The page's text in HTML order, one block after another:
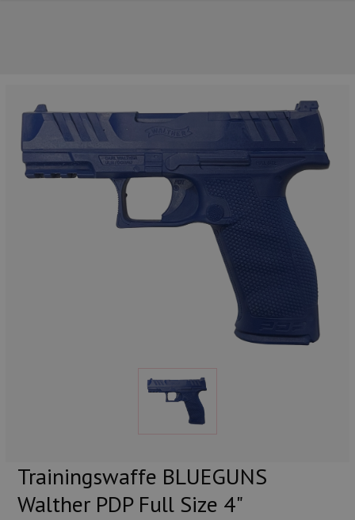
Trainingswaffe BLUEGUNS
Walther PDP Full Size 4"
UNSERE TOP-MARKEN
Lampen und Zubehör